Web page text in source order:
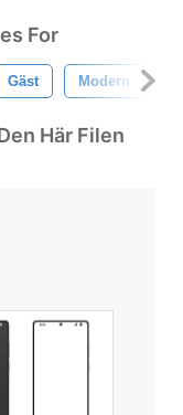
For
Gäst Modern
Här Filen